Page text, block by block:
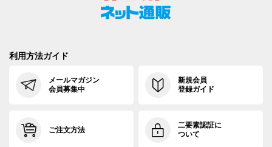
利用方法ガイド
メールマガジン
会員募集中
新規会員
登録ガイド
ご注文方法
二要素認証に
ついて